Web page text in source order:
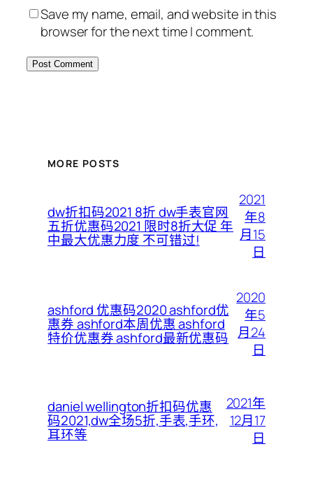
Save my name, email, and website in this
browser for the next time I comment.
MORE POSTS
dw折扣码2021 8折 dw手表官网
五折优惠码2021 限时8折大促 年
中最大优惠力度 不可错过!
2021
年8
月15
日
ashford 优惠码2020 ashford优
惠券 ashford本周优惠 ashford
特价优惠券 ashford最新优惠码
2020
年5
月24
日
daniel wellington折扣码优惠
码2021,dw全场5折,手表,手环,
耳环等
2021年
12月17
日